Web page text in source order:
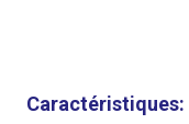
Caractéristiques: